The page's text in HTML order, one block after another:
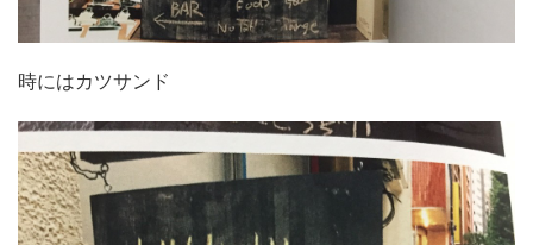
時にはカツサンド